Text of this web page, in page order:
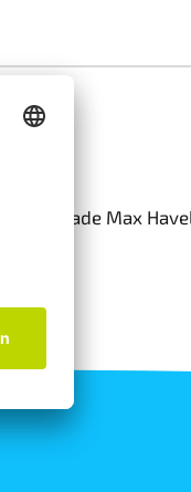
Fairtrade Max